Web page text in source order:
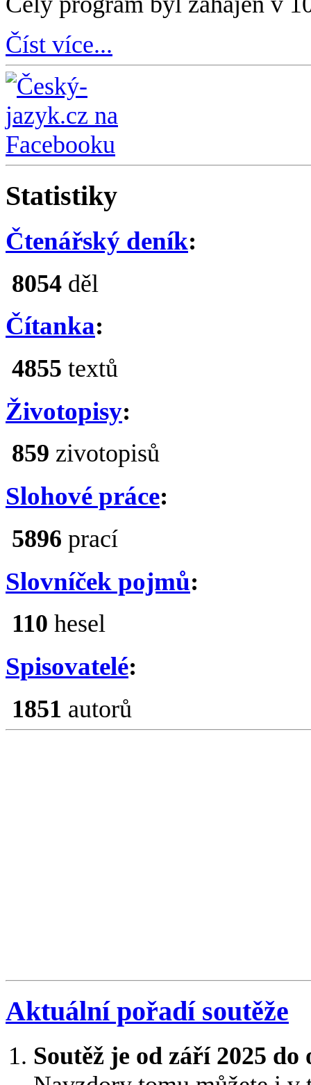
Číst více...
Statistiky
Čtenářský deník:
8054 děl
Čítanka:
4855 textů
Životopisy:
859 zivotopisů
Slohové práce:
5896 prací
Slovníček pojmů:
110 hesel
Spisovatelé:
1851 autorů
Aktuální pořadí soutěže
Soutěž je od září 2025